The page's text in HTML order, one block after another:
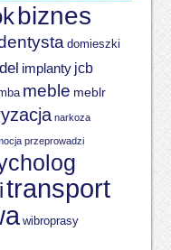
biznes
domieszki
implanty jcb
meble meblr
narkoza
przeprowadzi
transport
wibroprasy